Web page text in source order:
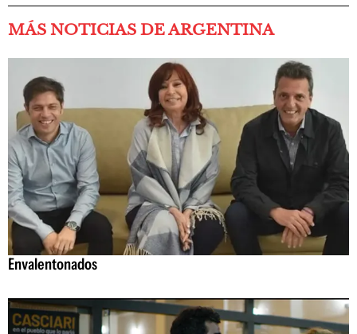
MÁS NOTICIAS DE ARGENTINA
Envalentonados